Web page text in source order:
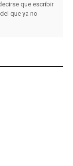
que escribir
que ya no